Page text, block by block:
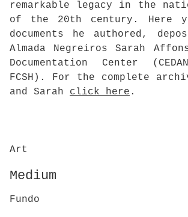
remarkable legacy in the
of the 20th century. Here
documents he authored,
Almada Negreiros Sarah
Documentation Center
FCSH). For the complete
and Sarah click here .
Art
Medium
Fundo